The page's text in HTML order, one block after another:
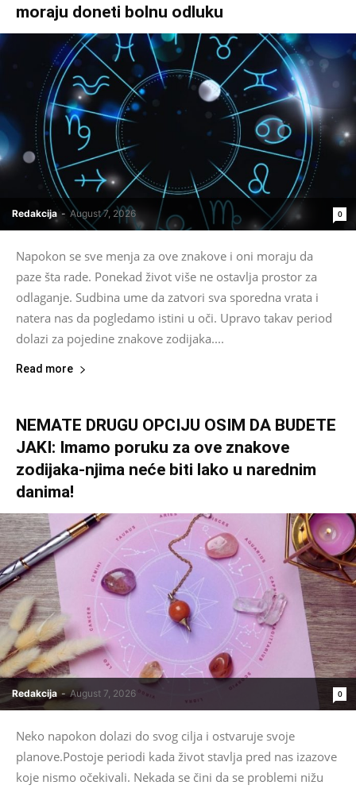
moraju doneti bolnu odluku
Redakcija - August 7, 2026 0
Napokon se sve menja za ove znakove i oni moraju da
paze šta rade. Ponekad život više ne ostavlja prostor za
odlaganje. Sudbina ume da zatvori sva sporedna vrata i
natera nas da pogledamo istini u oči. Upravo takav period
dolazi za pojedine znakove zodijaka....
Read more
NEMATE DRUGU OPCIJU OSIM DA BUDETE
JAKI: Imamo poruku za ove znakove
zodijaka-njima neće biti lako u narednim
danima!
Redakcija - August 7, 2026 0
Neko napokon dolazi do svog cilja i ostvaruje svoje
planove.Postoje periodi kada život stavlja pred nas izazove
koje nismo očekivali. Nekada se čini da se problemi nižu